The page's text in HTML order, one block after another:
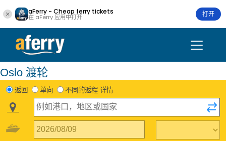
aFerry - Cheap ferry tickets
在 aFerry 应用中打开 打开
Oslo 渡轮
返回 单向 不同的返程 详情